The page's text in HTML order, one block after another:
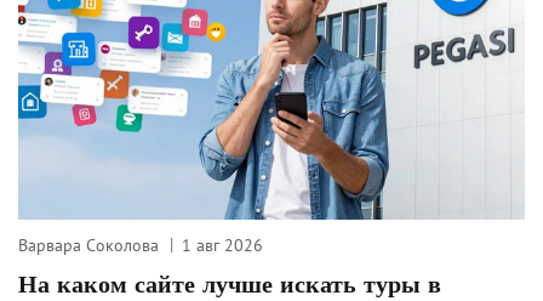
Варвара Соколова 1 авг 2026
На каком сайте лучше искать туры в